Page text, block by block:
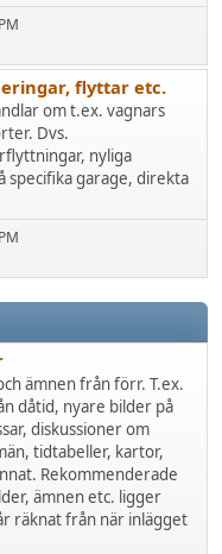
flyttar etc.
om t.ex. vagnars
Dvs.
nyliga
specifika garage, direkta
ämnen från förr. T.ex.
dåtid, nyare bilder på
diskussioner om
tidtabeller, kartor,
Rekommenderade
ämnen etc. ligger
räknat från när inlägget